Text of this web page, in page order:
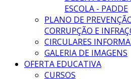
ESCOLA - PADDE
PLANO DE
CORRUPÇÃO E
CIRCULARES
GALERIA DE IMAGENS
OFERTA EDUCATIVA
CURSOS